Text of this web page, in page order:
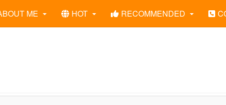
ME HOT RECOMMENDED